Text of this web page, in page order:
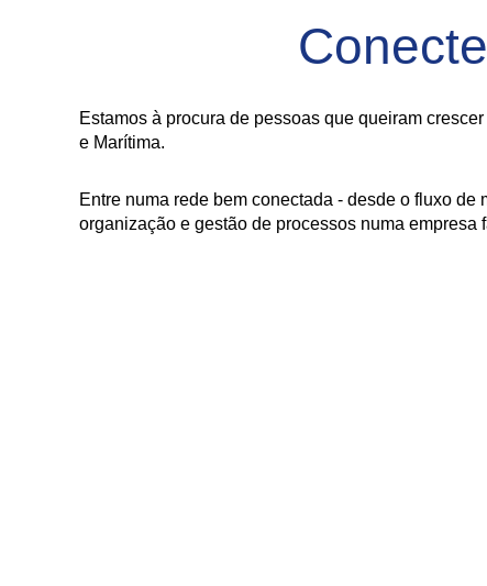
Estamos à procura de pessoas que queiram
e Marítima.
Entre numa rede bem conectada - desde o fluxo
organização e gestão de processos numa empresa